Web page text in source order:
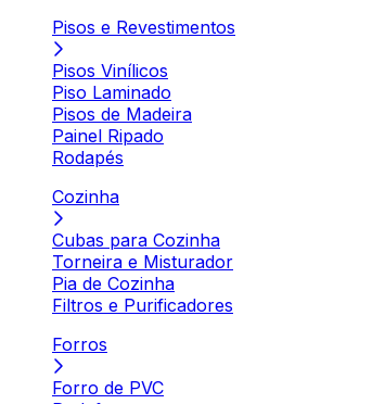
Pisos e Revestimentos
Pisos Vinílicos
Piso Laminado
Pisos de Madeira
Painel Ripado
Rodapés
Cozinha
Cubas para Cozinha
Torneira e Misturador
Pia de Cozinha
Filtros e Purificadores
Forros
Forro de PVC